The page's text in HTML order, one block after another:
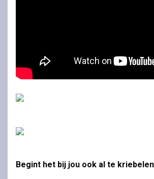
Begint het bij jou ook al te